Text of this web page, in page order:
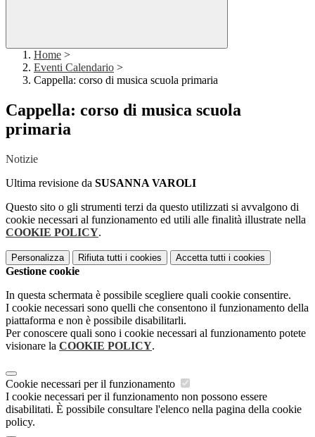
Home >
Eventi Calendario >
Cappella: corso di musica scuola primaria
Cappella: corso di musica scuola
primaria
Notizie
Ultima revisione da SUSANNA VAROLI
Questo sito o gli strumenti terzi da questo utilizzati si avvalgono di
cookie necessari al funzionamento ed utili alle finalità illustrate nella
COOKIE POLICY.
Personalizza Rifiuta tutti i cookies Accetta tutti i cookies
Gestione cookie
In questa schermata è possibile scegliere quali cookie consentire.
I cookie necessari sono quelli che consentono il funzionamento della
piattaforma e non è possibile disabilitarli.
Per conoscere quali sono i cookie necessari al funzionamento potete
visionare la COOKIE POLICY.
Cookie necessari per il funzionamento
I cookie necessari per il funzionamento non possono essere
disabilitati. È possibile consultare l'elenco nella pagina della cookie
policy.